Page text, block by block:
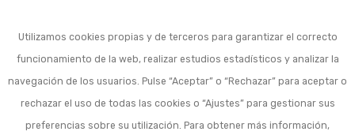
Utilizamos cookies propias y de terceros para garantizar el correcto
funcionamiento de la web, realizar estudios estadísticos y analizar la
navegación de los usuarios. Pulse “Aceptar” o “Rechazar” para aceptar o
rechazar el uso de todas las cookies o “Ajustes” para gestionar sus
preferencias sobre su utilización. Para obtener más información,
Aceiteras y vinagreras
de cocina